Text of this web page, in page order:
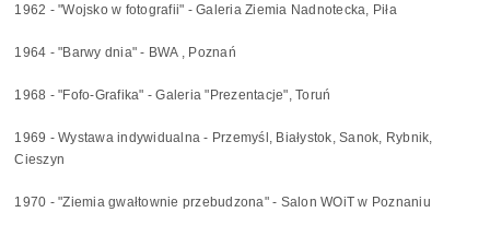
1962 - "Wojsko w fotografii" - Galeria Ziemia Nadnotecka, Piła
1964 - "Barwy dnia" - BWA , Poznań
1968 - "Fofo-Grafika" - Galeria "Prezentacje", Toruń
1969 - Wystawa indywidualna - Przemyśl, Białystok, Sanok, Rybnik,
Cieszyn
1970 - "Ziemia gwałtownie przebudzona" - Salon WOiT w Poznaniu